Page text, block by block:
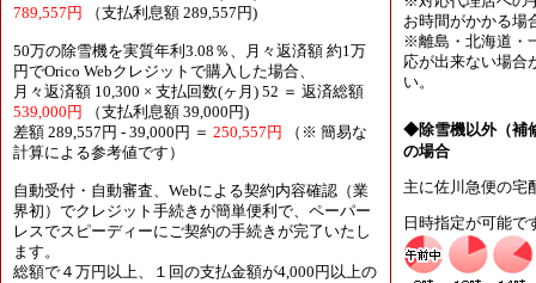
789,557円
（支払利息額 289,557円)
50万の除雪機を実質年利3.08％、月々返済額 約1万
円でOrico Webクレジットで購入した場合、
月々返済額 10,300 × 支払回数(ヶ月) 52 ＝ 返済総額
539,000円
（支払利息額 39,000円)
差額 289,557円 - 39,000円 ＝ 250,557円
（※ 簡易な
計算による参考値です）
自動受付・自動審査、Webによる契約内容確認（業
界初）でクレジット手続きが簡単便利で、ペーパー
レスでスピーディーにご契約の手続きが完了いたし
ます。
総額で４万円以上、１回の支払金額が4,000円以上の
お時間がかかる場
※離島・北海道・
応が出来ない場合
い。
◆除雪機以外（補
の場合
主に佐川急便の宅
日時指定が可能で